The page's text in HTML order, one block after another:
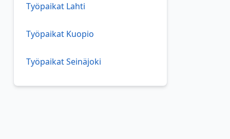
Työpaikat Lahti
Työpaikat Kuopio
Työpaikat Seinäjoki